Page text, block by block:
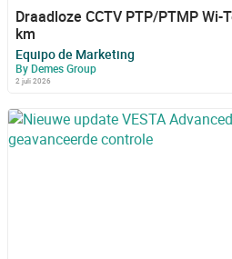
Draadloze CCTV PTP/PTMP
km
Equipo de Marketing
By Demes Group
2 juli 2026